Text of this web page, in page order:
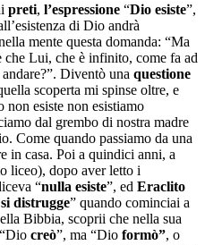
preti, l’espressione “Dio esiste”,
di Dio andrà
mente questa domanda: “Ma
che Lui, che è infinito, come fa ad
Diventò una questione
scoperta mi spinse oltre, e
esiste non esistiamo
dal grembo di nostra madre
Come quando passiamo da una
in casa. Poi a quindici anni, a
liceo), dopo aver letto i
“nulla esiste”, ed Eraclito
distrugge” quando cominciai a
Bibbia, scoprii che nella sua
creò”, ma “Dio formò”, o